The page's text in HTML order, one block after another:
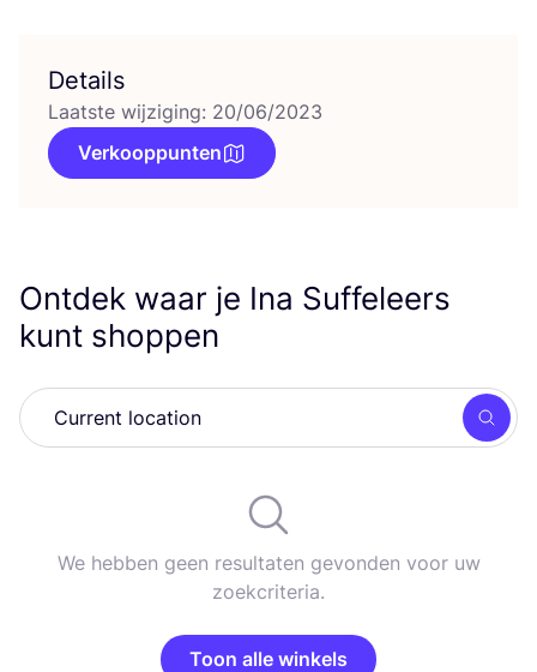
Details
Laatste wijziging: 20/06/2023
Verkooppunten
Ontdek waar je Ina Suffeleers
kunt shoppen
Zoek
We hebben geen resultaten gevonden voor uw
zoekcriteria.
Toon alle winkels